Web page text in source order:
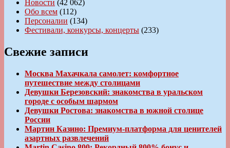
Новости (42 062)
Обо всем (112)
Персоналии (134)
Фестивали, конкурсы, концерты (233)
Свежие записи
Москва Махачкала самолет: комфортное
путешествие между столицами
Девушки Березовский: знакомства в уральском
городе с особым шармом
Девушки Ростова: знакомства в южной столице
России
Мартин Казино: Премиум-платформа для ценителей
азартных развлечений